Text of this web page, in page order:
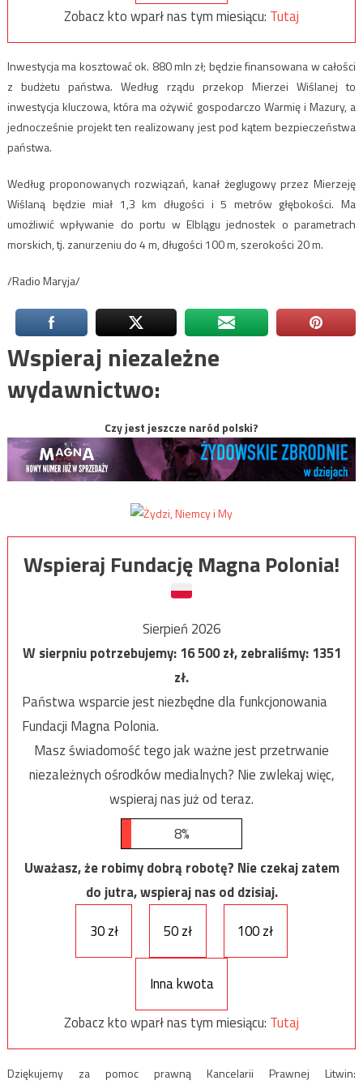
Zobacz kto wparł nas tym miesiącu: Tutaj
Inwestycja ma kosztować ok. 880 mln zł; będzie finansowana w całości
z budżetu państwa. Według rządu przekop Mierzei Wiślanej to
inwestycja kluczowa, która ma ożywić gospodarczo Warmię i Mazury, a
jednocześnie projekt ten realizowany jest pod kątem bezpieczeństwa
państwa.
Według proponowanych rozwiązań, kanał żeglugowy przez Mierzeję
Wiślaną będzie miał 1,3 km długości i 5 metrów głębokości. Ma
umożliwić wpływanie do portu w Elblągu jednostek o parametrach
morskich, tj. zanurzeniu do 4 m, długości 100 m, szerokości 20 m.
/Radio Maryja/
Wspieraj niezależne
wydawnictwo:
Czy jest jeszcze naród polski?
Wspieraj Fundację Magna Polonia!
Sierpień 2026
W sierpniu potrzebujemy:16 500zł, zebraliśmy:1351
zł.
Państwa wsparcie jest niezbędne dla funkcjonowania
Fundacji Magna Polonia.
Masz świadomość tego jak ważne jest przetrwanie
niezależnych ośrodków medialnych? Nie zwlekaj więc,
wspieraj nas już od teraz.
8%
Uważasz, że robimy dobrą robotę? Nie czekaj zatem
do jutra, wspieraj nas od dzisiaj.
30 zł
50 zł 100 zł
Inna kwota
Zobacz kto wparł nas tym miesiącu: Tutaj
Dziękujemy za pomoc prawną Kancelarii Prawnej Litwin: